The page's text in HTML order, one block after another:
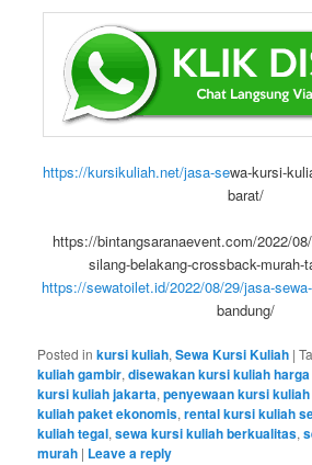
https://kursikuliah.net/jasa-sewa-kursi-
barat/
https://bintangsaranaevent.com/2022/
silang-belakang-crossback-murah-
https://sewatoilet.id/2022/08/29/jasa-
bandung/
Posted in kursi kuliah,Sewa Kursi Kuliah |
kuliah gambir,disewakan kursi kuliah
kursi kuliah jakarta,penyewaan kursi
kuliah paket ekonomis,rental kursi kuliah
kuliah tegal,sewa kursi kuliah berkualitas,
murah | Leave a reply